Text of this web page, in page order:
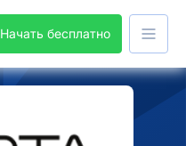
Начать бесплатно